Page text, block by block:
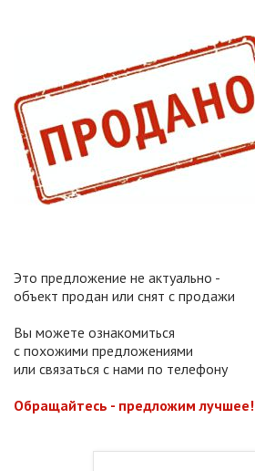
Это предложение не актуально -
объект продан или снят с продажи
Вы можете ознакомиться
с похожими предложениями
или связаться с нами по телефону
Обращайтесь - предложим лучшее!